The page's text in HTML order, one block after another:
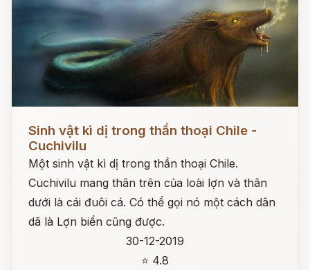
Sinh vật kì dị trong thần thoại Chile -
Cuchivilu
Một sinh vật kì dị trong thần thoại Chile.
Cuchivilu mang thân trên của loài lợn và thân
dưới là cái đuôi cá. Có thể gọi nó một cách dân
dã là Lợn biển cũng được.
30-12-2019
⭐ 4.8